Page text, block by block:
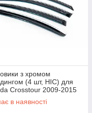
з хромом
(4 шт, HIC) для
Crosstour 2009-2015
в наявності